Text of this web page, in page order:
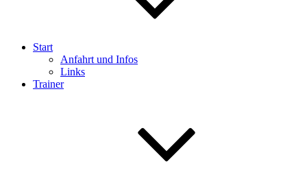
Start
Anfahrt und Infos
Links
Trainer